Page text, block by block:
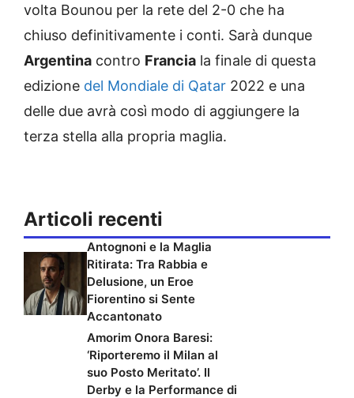
volta Bounou per la rete del 2-0 che ha
chiuso definitivamente i conti. Sarà dunque
Argentina contro Francia la finale di questa
edizione del Mondiale di Qatar 2022 e una
delle due avrà così modo di aggiungere la
terza stella alla propria maglia.
Articoli recenti
Antognoni e la Maglia
Ritirata: Tra Rabbia e
Delusione, un Eroe
Fiorentino si Sente
Accantonato
Amorim Onora Baresi:
‘Riporteremo il Milan al
suo Posto Meritato’. Il
Derby e la Performance di